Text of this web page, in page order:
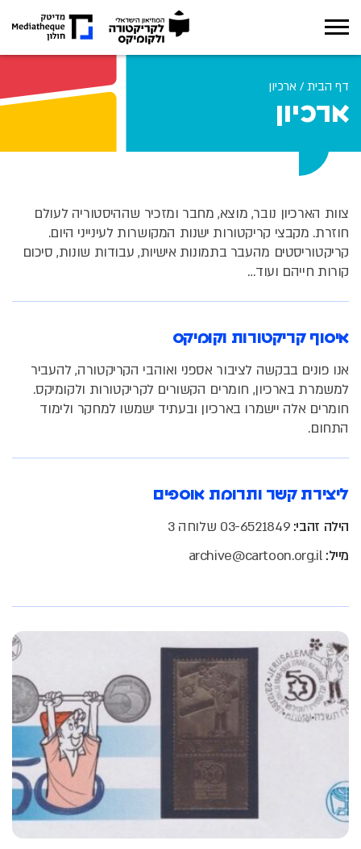
אודות
תערוכות
ארכיון
מגזין
דף הבית / ארכיון
ארכיון
צוות הארכיון נובר, מוצא, מחבר ומזכיר שההיסטוריה לעולם
חוזרת. מקבצי קריקטורות ישנות המקושרות לעינייני היום.
קריקטוריסטים מהעבר בתמונות אישיות, עבודות שונות, סיכום
קורות חייהם ועוד…
איסוף קריקטורות וקומיקס
אנו פונים בבקשה לציבור אספני ואוהבי הקריקטורה, להעביר
למשמרת בארכיון, חומרים הקשורים לקריקטורות ולקומיקס.
חומרים אלה יישמרו בארכיון ובעתיד ישמשו למחקר ולימוד
התחום.
ליצירת קשר ותרומת אוספים
הילה זהבי: 03-6521849 שלוחה 3
מייל: archive@cartoon.org.il